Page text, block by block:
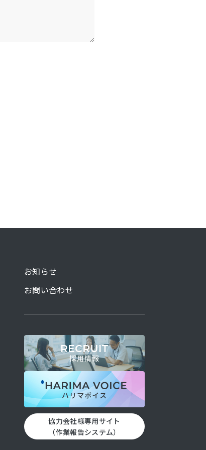
お知らせ
お問い合わせ
協力会社様専用サイト
（作業報告システム）